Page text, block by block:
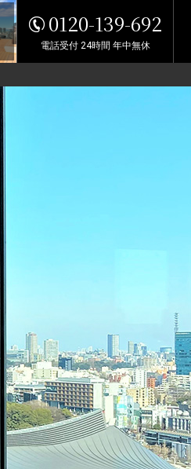
0120-139-692
電話受付 24時間 年中無休